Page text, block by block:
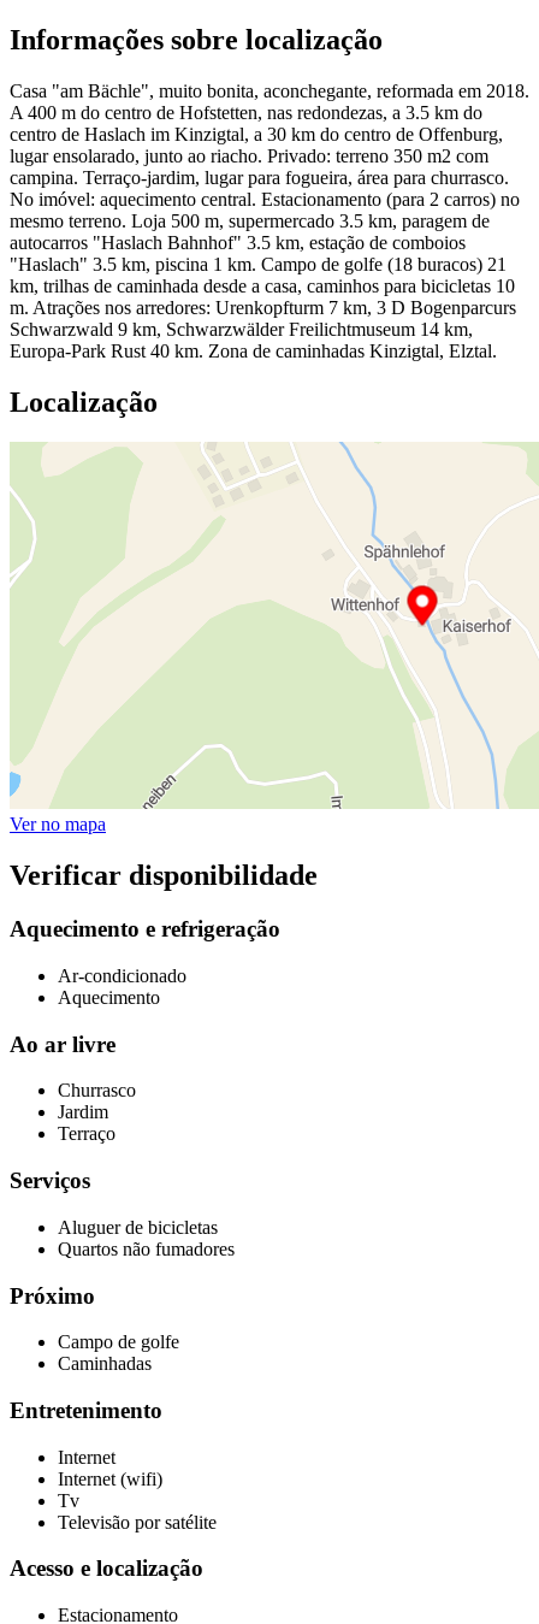
Informações sobre localização
Casa "am Bächle", muito bonita, aconchegante, reformada em 2018.
A 400 m do centro de Hofstetten, nas redondezas, a 3.5 km do
centro de Haslach im Kinzigtal, a 30 km do centro de Offenburg,
lugar ensolarado, junto ao riacho. Privado: terreno 350 m2 com
campina. Terraço-jardim, lugar para fogueira, área para churrasco.
No imóvel: aquecimento central. Estacionamento (para 2 carros) no
mesmo terreno. Loja 500 m, supermercado 3.5 km, paragem de
autocarros "Haslach Bahnhof" 3.5 km, estação de comboios
"Haslach" 3.5 km, piscina 1 km. Campo de golfe (18 buracos) 21
km, trilhas de caminhada desde a casa, caminhos para bicicletas 10
m. Atrações nos arredores: Urenkopfturm 7 km, 3 D Bogenparcurs
Schwarzwald 9 km, Schwarzwälder Freilichtmuseum 14 km,
Europa-Park Rust 40 km. Zona de caminhadas Kinzigtal, Elztal.
Localização
Ver no mapa
Verificar disponibilidade
Aquecimento e refrigeração
Ar-condicionado
Aquecimento
Ao ar livre
Churrasco
Jardim
Terraço
Serviços
Aluguer de bicicletas
Quartos não fumadores
Próximo
Campo de golfe
Caminhadas
Entretenimento
Internet
Internet (wifi)
Tv
Televisão por satélite
Acesso e localização
Estacionamento